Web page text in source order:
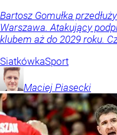
Bartosz Gomułka
Warszawa. Atakujący
klubem aż do 2029 roku.
SiatkówkaSport
Maciej Piasecki